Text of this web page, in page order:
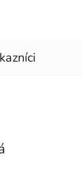
5 z 5 hvězdiček.
5 z 5 hvězdiček.